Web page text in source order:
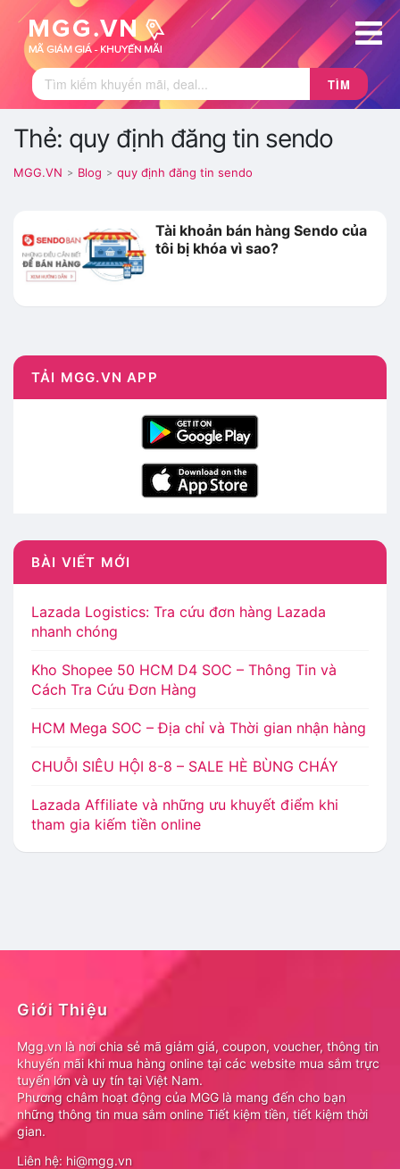
TÌM
Thẻ: quy định đăng tin sendo
MGG.VN > Blog > quy định đăng tin sendo
Tài khoản bán hàng Sendo của
tôi bị khóa vì sao?
TẢI MGG.VN APP
BÀI VIẾT MỚI
Lazada Logistics: Tra cứu đơn hàng Lazada
nhanh chóng
Kho Shopee 50 HCM D4 SOC – Thông Tin và
Cách Tra Cứu Đơn Hàng
HCM Mega SOC – Địa chỉ và Thời gian nhận hàng
CHUỖI SIÊU HỘI 8-8 – SALE HÈ BÙNG CHÁY
Lazada Affiliate và những ưu khuyết điểm khi
tham gia kiếm tiền online
Giới Thiệu
Mgg.vn là nơi chia sẻ mã giảm giá, coupon, voucher, thông tin
khuyến mãi khi mua hàng online tại các website mua sắm trực
tuyến lớn và uy tín tại Việt Nam.
Phương châm hoạt động của MGG là mang đến cho bạn
những thông tin mua sắm online Tiết kiệm tiền, tiết kiệm thời
gian.
Liên hệ: hi@mgg.vn